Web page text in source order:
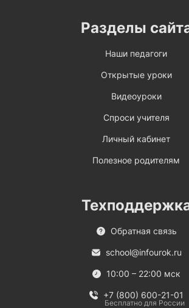
Разделы
Наши педагоги
Открытые уроки
Видеоуроки
Спроси учителя
Личный кабинет
Полезное родителям
Обратная связь
school@infourok.ru
10:00 – 22:00 мск
+7 (800) 600-21-01
Бесплатно для России